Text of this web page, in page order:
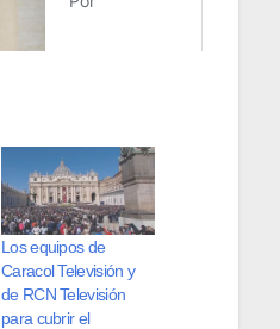
Los equipos de
Caracol Televisión y
de RCN Televisión
para cubrir el